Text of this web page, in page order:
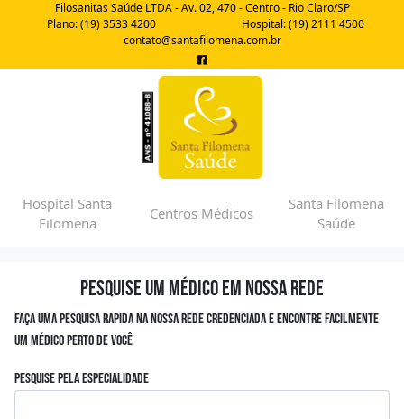
Filosanitas Saúde LTDA - Av. 02, 470 - Centro - Rio Claro/SP
Plano: (19) 3533 4200
Hospital: (19) 2111 4500
contato@santafilomena.com.br
Hospital Santa
Filomena
Centros Médicos
Santa Filomena
Saúde
Pesquise um médico em nossa rede
Faça uma pesquisa rapida na nossa rede credenciada e encontre facilmente
um médico perto de você
Pesquise pela especialidade